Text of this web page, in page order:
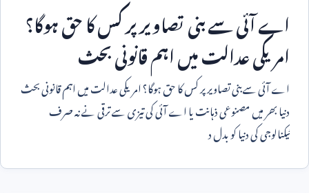
اے آئی سے بنی تصاویر پر کس کا حق ہوگا؟
امریکی عدالت میں اہم قانونی بحث
اے آئی سے بنی تصاویر پر کس کا حق ہوگا؟ امریکی عدالت میں اہم قانونی بحث
دنیا بھر میں مصنوعی ذہانت یا اے آئی کی تیزی سے ترقی نے نہ صرف
ٹیکنالوجی کی دنیا کو بدل د